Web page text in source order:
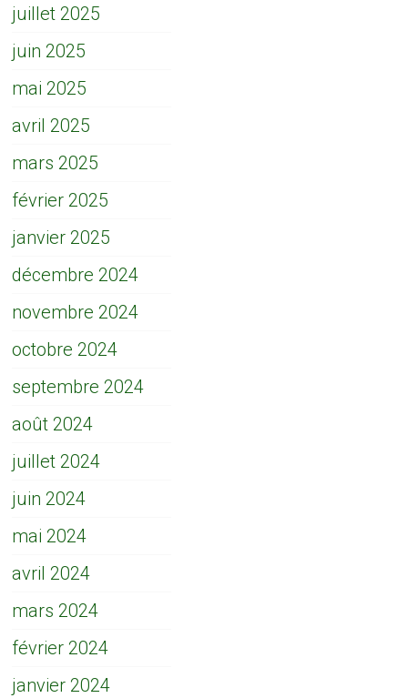
juillet 2025
juin 2025
mai 2025
avril 2025
mars 2025
février 2025
janvier 2025
décembre 2024
novembre 2024
octobre 2024
septembre 2024
août 2024
juillet 2024
juin 2024
mai 2024
avril 2024
mars 2024
février 2024
janvier 2024